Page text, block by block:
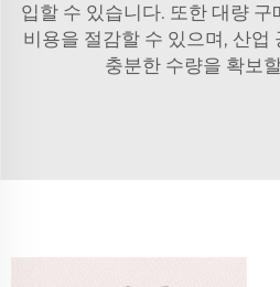
입할 수 있습니다. 또한 대량
비용을 절감할 수 있으며, 산업
충분한 수량을 확보